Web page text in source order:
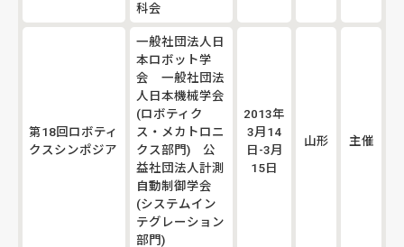
科会
第18回ロボティ
クスシンポジア
一般社団法人日
本ロボット学
会 一般社団法
人日本機械学会
(ロボティク
ス・メカトロニ
クス部門) 公
益社団法人計測
自動制御学会
(システムイン
テグレーション
部門)
2013年
3月14
日-3月
15日
山形 主催